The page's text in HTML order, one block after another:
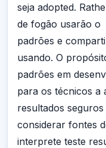
seja adopted.
de fogão usarão o
padrões e
usando. O
padrões em
para os técnicos a
resultados
considerar fontes
interprete teste